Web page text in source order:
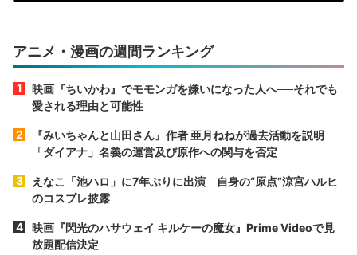
アニメ・漫画の週間ランキング
映画『ちいかわ』でモモンガを嫌いになった人へ──それでも
愛される理由と可能性
『みいちゃんと山田さん』作者 亜月ねねが過去活動を説明
「ダイアナ」名義の運営及び原作への関与を否定
えなこ「池ハロ」に7年ぶりに出演 自身の“原点”涼宮ハルヒ
のコスプレ披露
映画『閃光のハサウェイ キルケーの魔女』Prime Videoで見
放題配信決定